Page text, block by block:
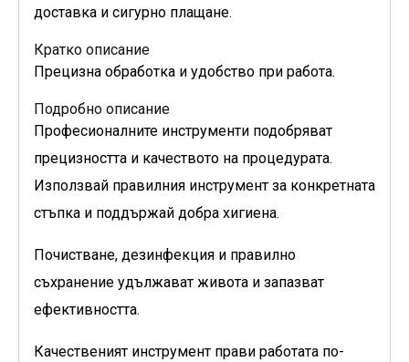
доставка и сигурно плащане.
Кратко описание
Прецизна обработка и удобство при работа.
Подробно описание
Професионалните инструменти подобряват
прецизността и качеството на процедурата.
Използвай правилния инструмент за конкретната
стъпка и поддържай добра хигиена.
Почистване, дезинфекция и правилно
съхранение удължават живота и запазват
ефективността.
Качественият инструмент прави работата по-